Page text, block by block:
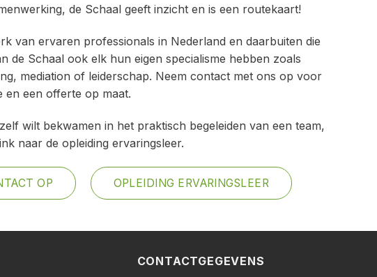
de Schaal geeft inzicht en is een routekaart!
van ervaren professionals in Nederland en daarbuiten die
de Schaal ook elk hun eigen specialisme hebben zoals
mediation of leiderschap. Neem contact met ons op voor
en een offerte op maat.
wilt bekwamen in het praktisch begeleiden van een team,
naar de opleiding ervaringsleer.
OP OPLEIDING ERVARINGSLEER
CONTACTGEGEVENS